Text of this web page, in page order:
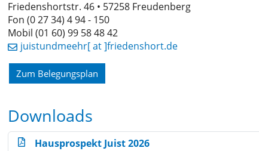
Friedenshortstr. 46 • 57258 Freudenberg
Fon (0 27 34) 4 94 - 150
Mobil (01 60) 99 58 48 42
juistundmeehr[ at ]friedenshort.de
Zum Belegungsplan
Downloads
Hausprospekt Juist 2026